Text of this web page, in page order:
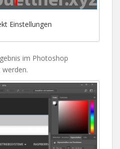
Einstellungen
im Photoshop